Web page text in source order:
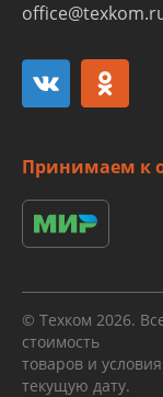
Принимаем к
© Техком 2026.
стоимость
товаров и
текущую дату.